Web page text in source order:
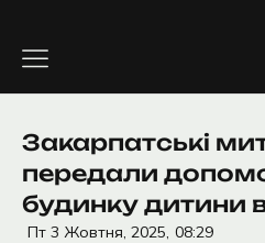
вмісту
Закарпатські
передали
будинку дитини
Пт 3 Жовтня, 2025, 08:29